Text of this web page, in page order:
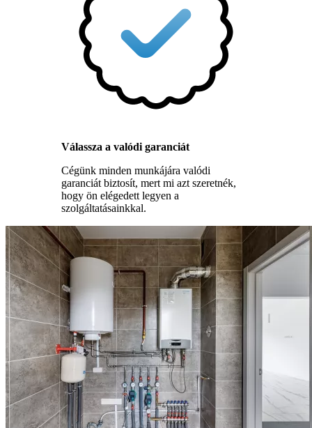
Válassza a valódi garanciát
Cégünk minden munkájára valódi
garanciát biztosít, mert mi azt szeretnék,
hogy ön elégedett legyen a
szolgáltatásainkkal.